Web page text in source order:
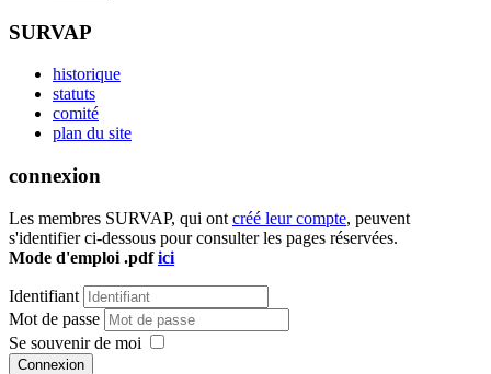
SURVAP
historique
statuts
comité
plan du site
connexion
Les membres SURVAP, qui ont créé leur compte, peuvent
s'identifier ci-dessous pour consulter les pages réservées.
Mode d'emploi .pdfici
Identifiant
Mot de passe
Se souvenir de moi
Connexion